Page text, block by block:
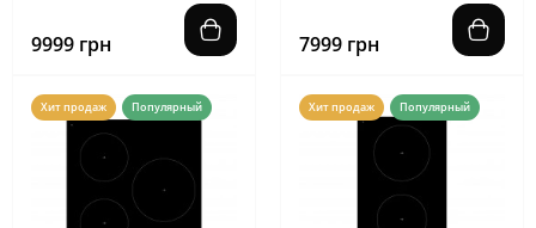
9999 грн 7999 грн
Хит продаж Популярный Хит продаж Популярный